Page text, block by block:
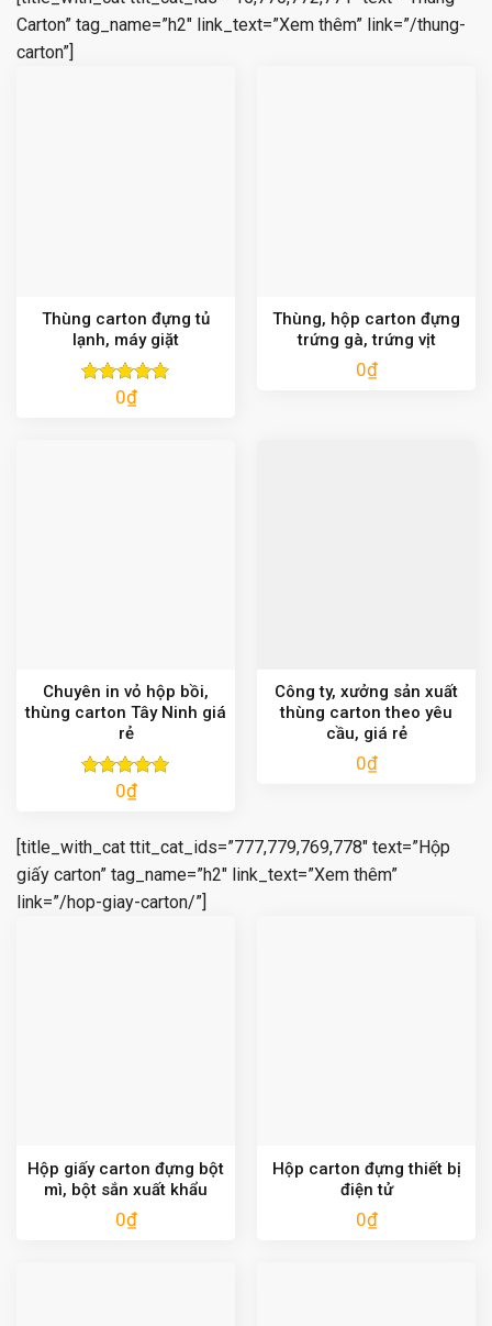
Carton” tag_name=”h2″ link_text=”Xem thêm” link=”/thung-
carton”]
Thùng carton đựng tủ
lạnh, máy giặt
Được xếp
0₫
Thùng, hộp carton đựng
trứng gà, trứng vịt
0₫
Chuyên in vỏ hộp bồi,
thùng carton Tây Ninh giá
rẻ
Được xếp
0₫
Công ty, xưởng sản xuất
thùng carton theo yêu
cầu, giá rẻ
0₫
[title_with_cat ttit_cat_ids=”777,779,769,778″ text=”Hộp
giấy carton” tag_name=”h2″ link_text=”Xem thêm”
link=”/hop-giay-carton/”]
Hộp giấy carton đựng bột
mì, bột sắn xuất khẩu
0₫
Hộp carton đựng thiết bị
điện tử
0₫